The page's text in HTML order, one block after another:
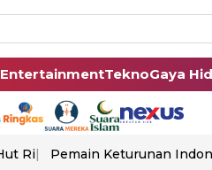
EntertainmentTeknoGaya
Ri Pemain Keturunan